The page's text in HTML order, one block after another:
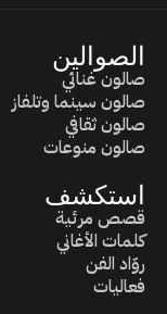
الصوالين
صالون غنائي
صالون سينما وتلفاز
صالون ثقافي
صالون منوعات
استكشف
قصص مرئية
كلمات الأغاني
روّاد الفن
فعاليات